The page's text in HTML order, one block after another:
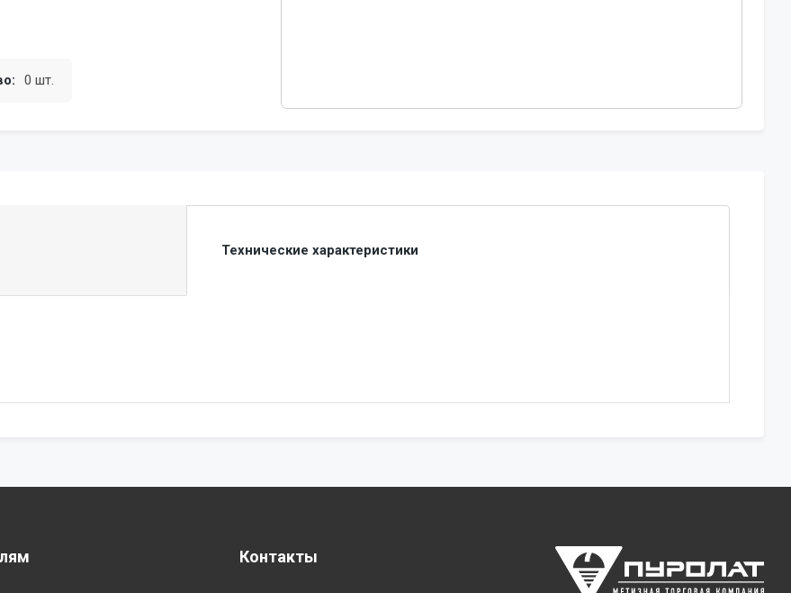
0 шт.
Технические характеристики
Контакты